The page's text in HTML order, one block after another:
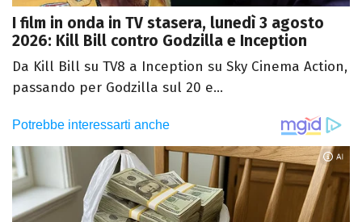
I film in onda in TV stasera, lunedì 3 agosto
2026: Kill Bill contro Godzilla e Inception
Da Kill Bill su TV8 a Inception su Sky Cinema Action,
passando per Godzilla sul 20 e...